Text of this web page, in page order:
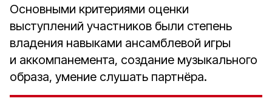
Основными критериями оценки
выступлений участников были степень
владения навыками ансамблевой игры
и аккомпанемента, создание музыкального
образа, умение слушать партнёра.